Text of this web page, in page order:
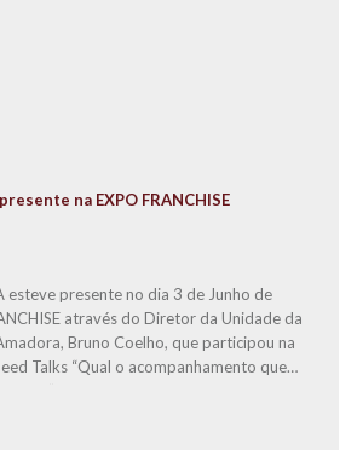
na EXPO FRANCHISE
esteve presente no dia 3 de Junho de
através do Diretor da Unidade da
Bruno Coelho, que participou na
Talks “Qual o acompanhamento que